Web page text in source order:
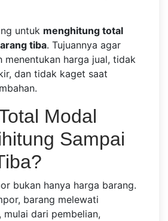
untuk menghitung total
tiba. Tujuannya agar
menentukan harga jual, tidak
dan tidak kaget saat
Modal
Sampai
bukan hanya harga barang.
barang melewati
mulai dari pembelian,